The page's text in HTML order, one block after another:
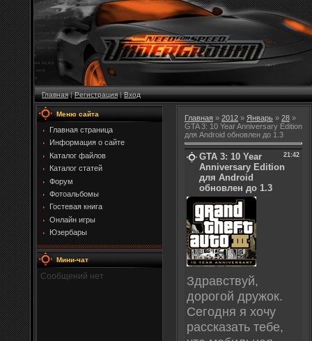
Главная|Регистрация|Вход
Меню сайта
Главная страница
Информация о сайте
Каталог файлов
Каталог статей
Форум
Фотоальбомы
Гостевая книга
Онлайн игры
Юзербары
Мини-чат
Главная » 2012 » Январь » 28 »
GTA 3: 10 Year Anniversary Edition
для Android обновлен до 1.3
21:42
GTA 3: 10 Year
Anniversary Edition
для Android
обновлен до 1.3
Здравствуй,
дорогой дружок.
Сегодня я хочу
рассказать тебе,